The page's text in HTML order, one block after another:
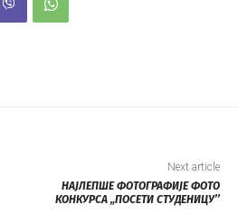
Next article
НАЈЛЕПШЕ ФОТОГРАФИЈЕ ФОТО
КОНКУРСА „ПОСЕТИ СТУДЕНИЦУ’’